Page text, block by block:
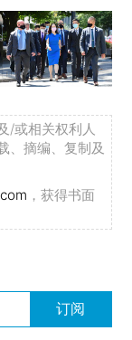
/或相关权利人
、摘编、复制及
，获得书面
订阅